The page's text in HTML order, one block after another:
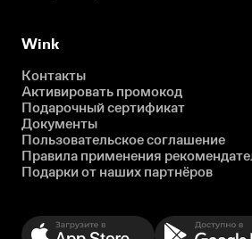
Wink
Контакты
Активировать промокод
Подарочный сертификат
Документы
Пользовательское соглашение
Правила применения
Подарки от наших партнёров